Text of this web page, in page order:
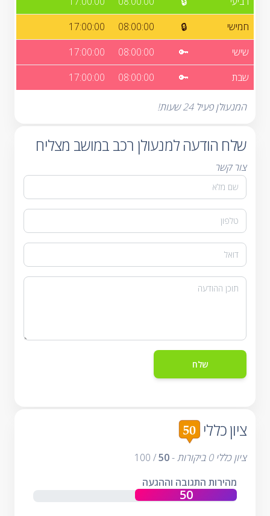
חמישי
🔒
08:00:00
17:00:00
שישי
🔑
08:00:00
17:00:00
שבת
🔑
08:00:00
17:00:00
המנעולן פעיל 24 שעות!
שלח הודעה למנעולן רכב במושב מצליח
צור קשר
ציון כללי
ציון כללי0 ביקורות-
50
/
100
מהירות התגובה וההגעה